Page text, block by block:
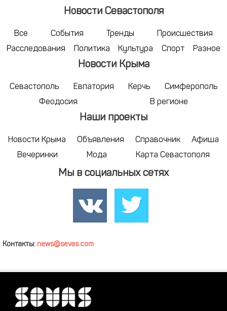
Новости Севастополя
Все События Тренды
Происшествия
Расследования
Политика Культура Спорт Разное
Новости Крыма
Севастополь Евпатория Керчь
Симферополь
Феодосия
В регионе
Наши проекты
Новости Крыма Объявления Справочник
Афиша
Вечеринки
Мода Карта Севастополя
Мы в социальных сетях
Контакты: news@sevas.com